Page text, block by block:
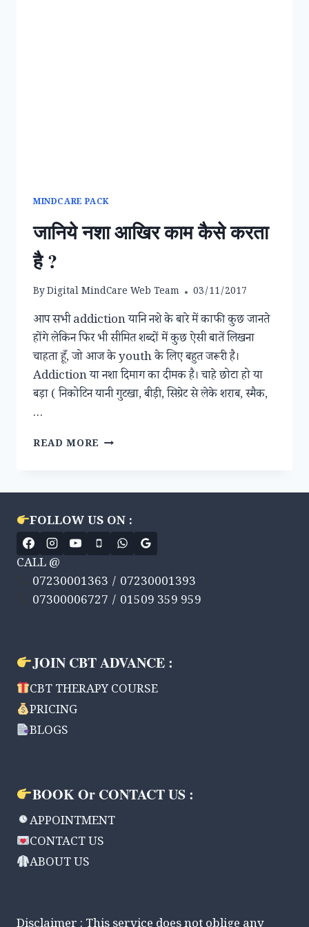
MINDCARE PACK
जानिये नशा आखिर काम कैसे करता
है ?
ByDigital MindCare Web Team 03/11/2017
आप सभी addiction यानि नशे के बारे में काफी कुछ जानते
होंगे लेकिन फिर भी सीमित शब्दों में कुछ ऐसी बातें लिखना
चाहता हूँ, जो आज के youth के लिए बहुत जरूरी है।
Addiction या नशा दिमाग का दीमक है। चाहे छोटा हो या
बड़ा ( निकोटिन यानी गुटखा, बीड़ी, सिग्रेट से लेके शराब, स्मैक,
…
READ MORE जानिये
करता
है
?
FOLLOW US ON :
CALL @
07230001363 / 07230001393
07300006727 / 01509 359 959
JOIN CBT ADVANCE :
CBT THERAPY COURSE
PRICING
BLOGS
BOOK Or CONTACT US :
APPOINTMENT
CONTACT US
ABOUT US